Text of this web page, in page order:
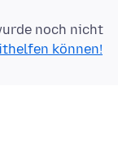
noch nicht
können!